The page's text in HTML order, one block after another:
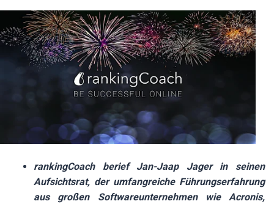
rankingCoach berief Jan-Jaap Jager in seinen
Aufsichtsrat, der umfangreiche Führungserfahrung
aus großen Softwareunternehmen wie Acronis,